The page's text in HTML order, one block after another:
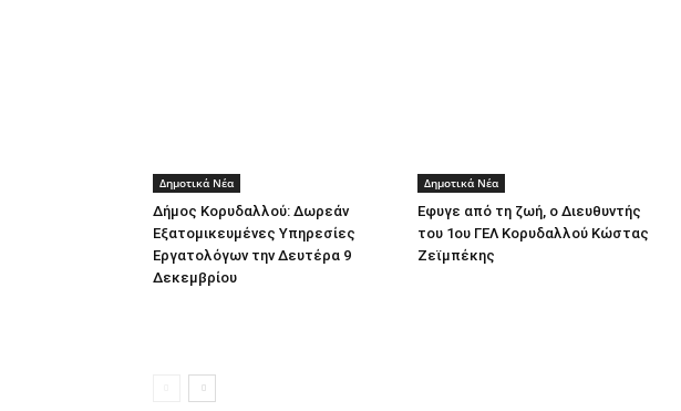
Δημοτικά Νέα
Δήμος Κορυδαλλού: Δωρεάν
Εξατομικευμένες Υπηρεσίες
Eργατολόγων την Δευτέρα 9
Δεκεμβρίου
Δημοτικά Νέα
Εφυγε από τη ζωή, ο Διευθυντής
του 1ου ΓΕΛ Κορυδαλλού Κώστας
Ζεϊμπέκης